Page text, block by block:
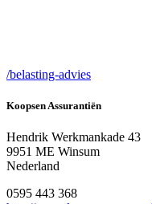
/belasting-advies
Koopsen Assurantiën
Hendrik Werkmankade 43
9951 ME Winsum
Nederland
0595 443 368